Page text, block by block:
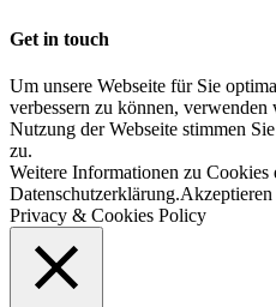
Get in touch
Um unsere Webseite für Sie
verbessern zu können,
Nutzung der Webseite stimmen
zu.
Weitere Informationen zu Cookies
Datenschutzerklärung.Akzeptieren
Privacy & Cookies Policy